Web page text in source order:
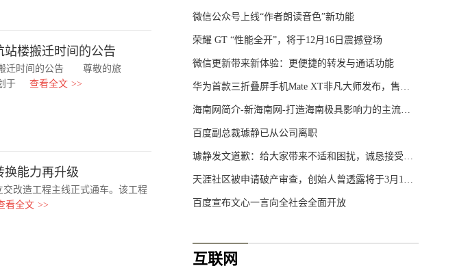
楼搬迁时间的公告
迁时间的公告 尊敬的旅
于
查看全文 >>
换能力再升级
改造工程主线正式通车。该工程
看全文 >>
微信公众号上线“作者朗读音色”新功能
荣耀 GT “性能全开”，将于12月16日震撼登场
微信更新带来新体验：更便捷的转发与通话功能
华为首款三折叠屏手机Mate XT非凡大师发布，售价19999元起
海南网简介-新海南网-打造海南极具影响力的主流综合门户网站
百度副总裁璩静已从公司离职
璩静发文道歉：给大家带来不适和困扰，诚恳接受批评
天涯社区被申请破产审查，创始人曾透露将于3月1日重启
百度宣布文心一言向全社会全面开放
互联网